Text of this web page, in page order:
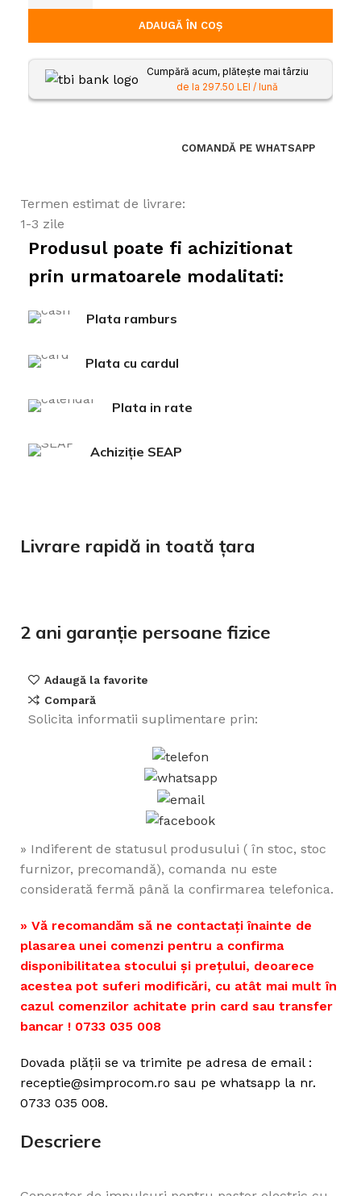
ADAUGĂ ÎN COȘ
Cumpără acum, plătește mai târziu
de la 297.50 LEI / lună
COMANDĂ PE WHATSAPP
Termen estimat de livrare:
1-3 zile
Produsul poate fi achizitionat
prin urmatoarele modalitati:
Plata ramburs
Plata cu cardul
Plata in rate
Achiziție SEAP
Livrare rapidă in toată țara
2 ani garanție persoane fizice
Adaugă la favorite
Compară
Solicita informatii suplimentare prin:
» Indiferent de statusul produsului ( în stoc, stoc
furnizor, precomandă), comanda nu este
considerată fermă până la confirmarea telefonica.
» Vă recomandăm să ne contactați înainte de
plasarea unei comenzi pentru a confirma
disponibilitatea stocului și prețului, deoarece
acestea pot suferi modificări, cu atât mai mult în
cazul comenzilor achitate prin card sau transfer
bancar ! 0733 035 008
Dovada plății se va trimite pe adresa de email :
receptie@simprocom.ro sau pe whatsapp la nr.
0733 035 008.
Descriere